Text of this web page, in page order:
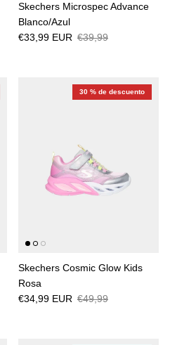
Skechers Microspec Advance
Blanco/Azul
€33,99 EUR €39,99
30 % de descuento
Skechers Cosmic Glow Kids
Rosa
€34,99 EUR €49,99